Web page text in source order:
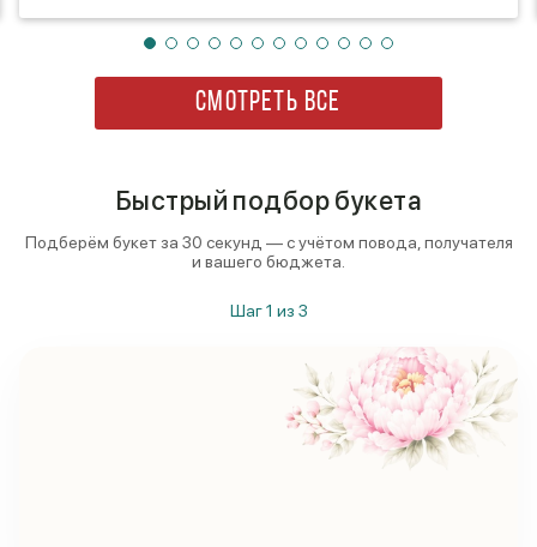
СМОТРЕТЬ ВСЕ
Быстрый подбор букета
Подберём букет за 30 секунд — с учётом повода, получателя
и вашего бюджета.
Шаг1 из 3